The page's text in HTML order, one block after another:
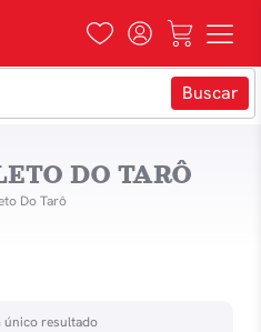
DO TARÔ
Do Tarô
único resultado